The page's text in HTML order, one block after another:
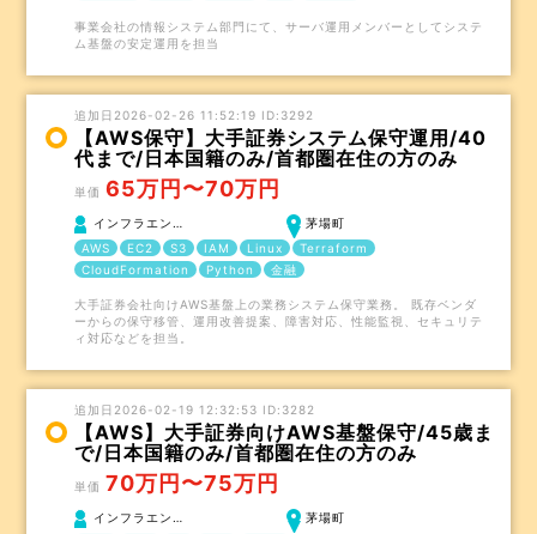
事業会社の情報システム部門にて、サーバ運用メンバーとしてシステ
ム基盤の安定運用を担当
追加日2026-02-26 11:52:19 ID:3292
【AWS保守】大手証券システム保守運用/40
代まで/日本国籍のみ/首都圏在住の方のみ
単価 65万円〜70万円
インフラエン…
茅場町
AWS
EC2 S3 IAM Linux
Terraform
CloudFormation
Python 金融
大手証券会社向けAWS基盤上の業務システム保守業務。 既存ベンダ
ーからの保守移管、運用改善提案、障害対応、性能監視、セキュリテ
ィ対応などを担当。
追加日2026-02-19 12:32:53 ID:3282
【AWS】大手証券向けAWS基盤保守/45歳ま
で/日本国籍のみ/首都圏在住の方のみ
単価 70万円〜75万円
インフラエン…
茅場町